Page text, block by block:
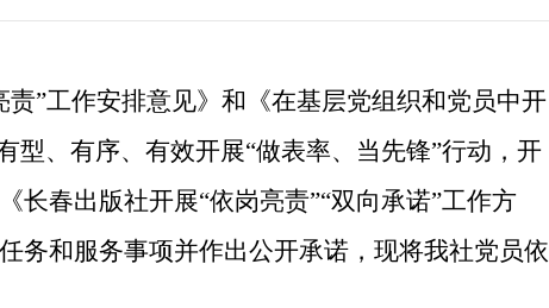
责”工作安排意见》和《在基层党组织和党员中开
型、有序、有效开展“做表率、当先锋”行动，开
《长春出版社开展“依岗亮责”“双向承诺”工作方
务和服务事项并作出公开承诺，现将我社党员依